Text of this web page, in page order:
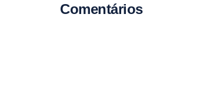
Comentários